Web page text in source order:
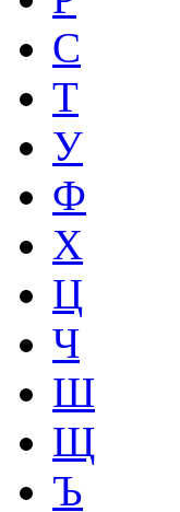
С
Т
У
Ф
Х
Ц
Ч
Ш
Щ
Ъ